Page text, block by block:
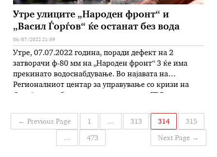
Утре улиците „Народен фронт“ и
„Васил Ѓорѓов“ ќе останат без вода
06/07/2022 21:09
Утре, 07.07.2022 година, поради дефект на 2
затворачи ф-80 мм на „Народен фронт“ 3 ќе има
прекинато водоснабдување. Во најавата на
Регионалниот центар за управување со кризи на
од ул. „Народен фронт“ (од број 3 до број 17) и
„Васил …
Навигација
← Previous Page 1 … 313 314 315
… 473 Next Page →